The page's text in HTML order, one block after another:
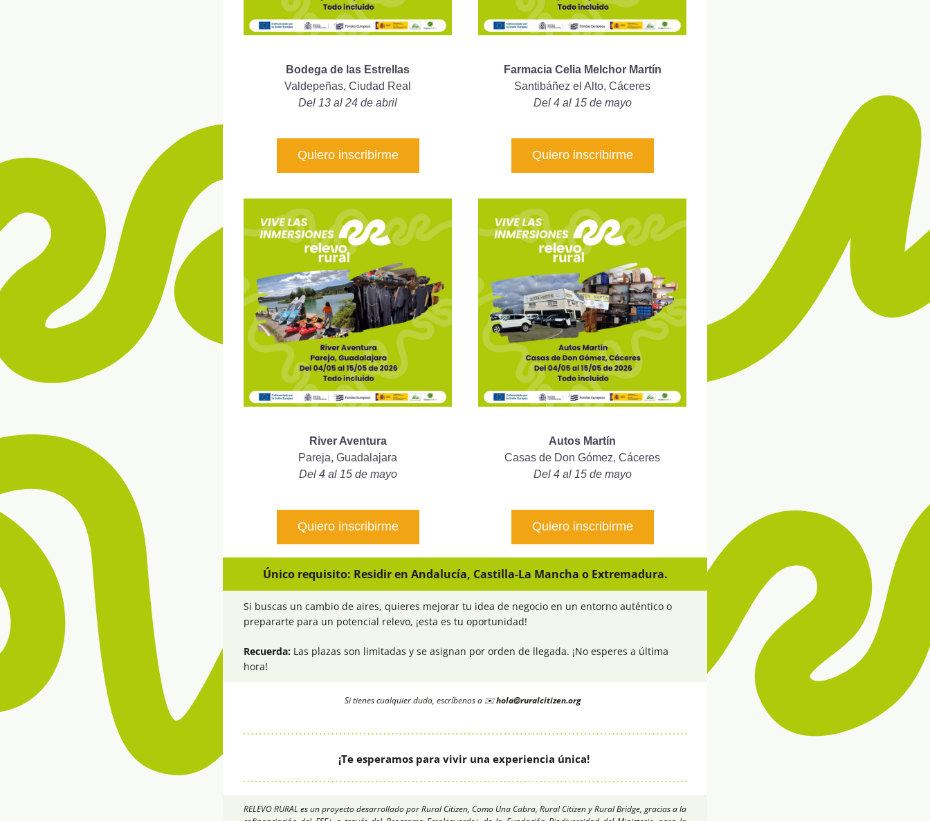
Bodega de las Estrellas
Valdepeñas, Ciudad Real
Del 13 al 24 de abril
Quiero inscribirme
Farmacia Celia Melchor Martín
Santibáñez el Alto, Cáceres
Del 4 al 15 de mayo
Quiero inscribirme
River Aventura
Pareja, Guadalajara
Del 4 al 15 de mayo
Quiero inscribirme
Autos Martín
Casas de Don Gómez, Cáceres
Del 4 al 15 de mayo
Quiero inscribirme
Único requisito: Residir en Andalucía, Castilla-La Mancha o Extremadura.
Si buscas un cambio de aires, quieres mejorar tu idea de negocio en un entorno auténtico o
prepararte para un potencial relevo, ¡esta es tu oportunidad!
Recuerda: Las plazas son limitadas y se asignan por orden de llegada. ¡No esperes a última
hora!
Si tienes cualquier duda, escríbenos a ✉️ hola@ruralcitizen.org
¡Te esperamos para vivir una experiencia única!
RELEVO RURAL es un proyecto desarrollado por Rural Citizen, Como Una Cabra, Rural Citizen y Rural Bridge, gracias a la